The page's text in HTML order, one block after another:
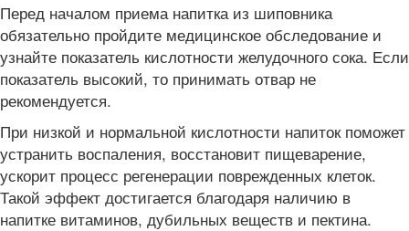
Перед началом приема напитка из шиповника
обязательно пройдите медицинское обследование и
узнайте показатель кислотности желудочного сока. Если
показатель высокий, то принимать отвар не
рекомендуется.
При низкой и нормальной кислотности напиток поможет
устранить воспаления, восстановит пищеварение,
ускорит процесс регенерации поврежденных клеток.
Такой эффект достигается благодаря наличию в
напитке витаминов, дубильных веществ и пектина.